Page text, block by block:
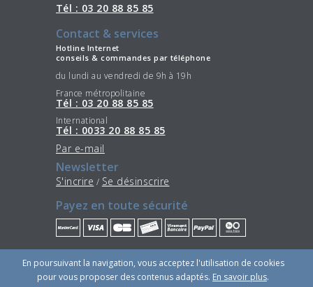
Tél : 03 20 88 85 85
Contact & services
Hotline Internet
conseils & commandes par téléphone
du lundi au vendredi de 9h à 19h
France métropolitaine
Tél : 03 20 88 85 85
International
Tél : 0033 20 88 85 85
Par e-mail
Newsletter
S'incrire / Se désinscrire
Payez en toute sécurité
Restez connectés
En poursuivant la navigation, vous acceptez l'utilisation de cookies
pour vous proposer des contenus adaptés. En savoir plus.